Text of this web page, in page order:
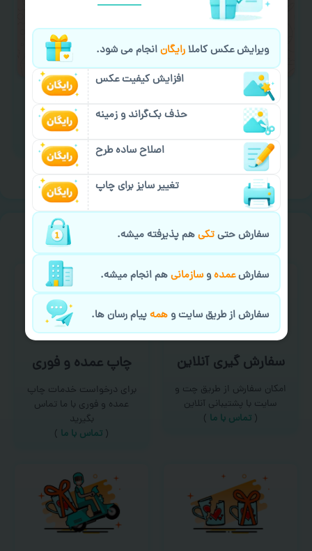
لازم را انجام دهید.
ایمیل جهت ثبت یا پیگیری سفارش:
aks4chap.com@gmail.com
خیالت راحت ازسفارش گیری
سفارش گیری آنلاین
امکان سفارش از طریق چت و
سایت با پشتیبانی آنلاین
( تماس با ما‌ )
چاپ عمده و فوری
برای درخواست خدمات چاپ
عمده و فوری با ما تماس
بگیرید
( تماس با ما )
ویرایش عکس کاملارایگانانجام می شود.
افزایش کیفیت عکس
حذف بک‌گراند و زمینه
اصلاح ساده طرح
تغییر سایز برای چاپ
سفارش حتیتکیهم پذیرفته میشه.
سفارشعمدهوسازمانیهم انجام میشه.
سفارش از طریق سایت وهمهپیام رسان ها.